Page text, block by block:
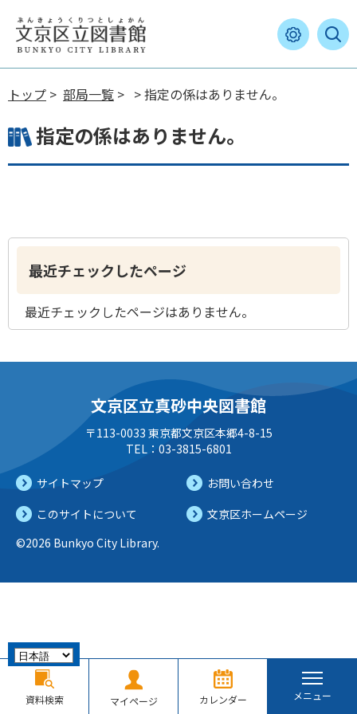
トップ > 部局一覧 > > 指定の係はありません。
指定の係はありません。
最近チェックしたページ
最近チェックしたページはありません。
文京区立真砂中央図書館
〒113-0033 東京都文京区本郷4-8-15
TEL：03-3815-6801
サイトマップ
お問い合わせ
このサイトについて
文京区ホームページ
©2026 Bunkyo City Library.
資料検索 マイページ カレンダー メニュー